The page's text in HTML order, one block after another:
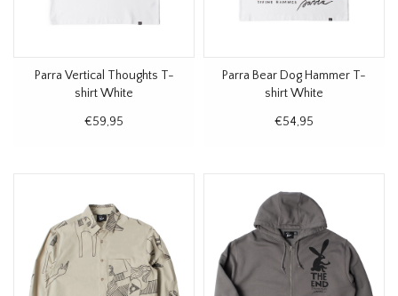
Parra Vertical Thoughts T-
shirt White
€59,95
Parra Bear Dog Hammer T-
shirt White
€54,95